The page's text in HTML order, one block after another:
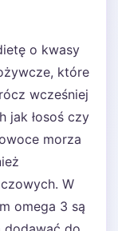
o kwasy
które
wcześniej
jak łosoś czy
morza
W
omega 3 są